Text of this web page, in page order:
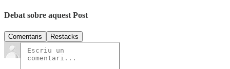
Debat sobre aquest Post
Comentaris Restacks